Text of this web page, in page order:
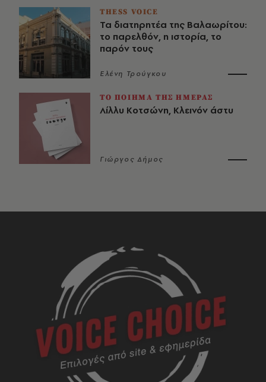
THESS VOICE
Τα διατηρητέα της Βαλαωρίτου:
το παρελθόν, η ιστορία, το
παρόν τους
Ελένη Τρούγκου
ΤΟ ΠΟΙΗΜΑ ΤΗΣ ΗΜΕΡΑΣ
Λίλλυ Κοτσώνη, Κλεινόν άστυ
Γιώργος Δήμος